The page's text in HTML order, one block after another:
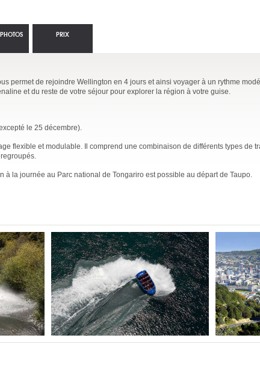
permet de rejoindre Wellington en 4 jours et ainsi voyager à un rythme
et du reste de votre séjour pour explorer la région à votre guise.
le 25 décembre).
flexible et modulable. Il comprend une combinaison de différents types de
à la journée au Parc national de Tongariro est possible au départ de Taupo.
PRIX